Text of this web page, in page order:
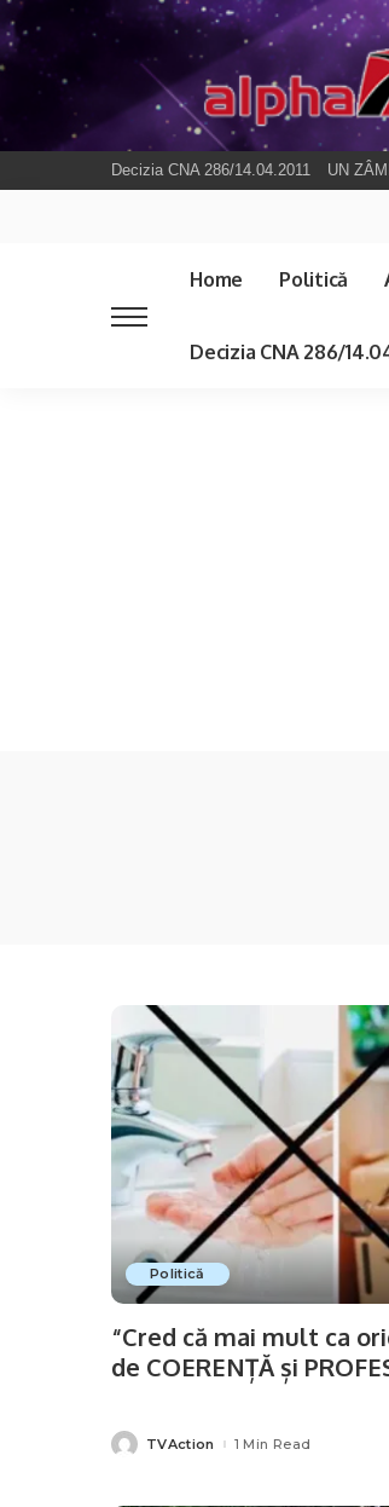
Decizia CNA 286/14.04.2011 UN
Home Politică
Decizia CNA 286/
Politică
“Cred că mai mult ca
de COERENȚĂ și
PostedTVAction 1 Min Read